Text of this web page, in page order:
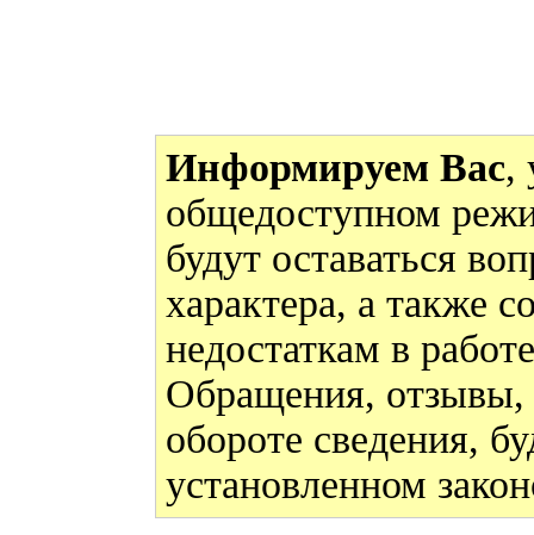
Информируем Вас,
общедоступном
будут оставаться
характера, а также
недостаткам в
Обращения, отзывы,
обороте сведения,
установленном